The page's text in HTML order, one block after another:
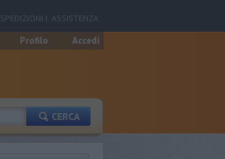
SPEDIZIONI | ASSISTENZA
Profilo Accedi